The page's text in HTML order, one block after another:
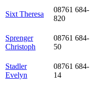
Sixt Theresa
08761 684-
820
Sprenger
Christoph
08761 684-
50
Stadler
Evelyn
08761 684-
14